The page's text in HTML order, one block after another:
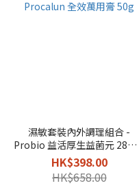
濕敏套裝內外調理組合 -
Probio 益活厚生益菌元 28包 +
卡倫 Procalun 全效萬用膏 50g
HK$398.00
HK$658.00